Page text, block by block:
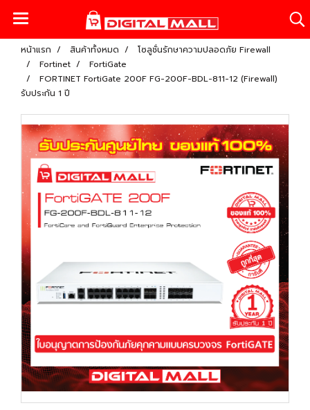
หน้าแรก สินค้าทั้งหมด
โซลูชั่นรักษาความปลอดภัย Firewall
Fortinet
FortiGate
FORTINET FortiGate 200F FG-200F-BDL-811-12 (Firewall)
รับประกัน 1 ปี